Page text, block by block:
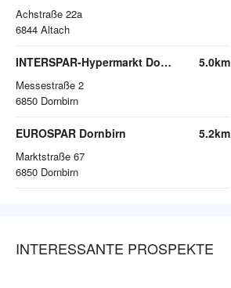
Achstraße 22a
6844 Altach
INTERSPAR-Hypermarkt Dornbirn, Messepark
Messestraße 2
6850 Dornbirn
5.0km
EUROSPAR Dornbirn
Marktstraße 67
6850 Dornbirn
5.2km
INTERESSANTE PROSPEKTE